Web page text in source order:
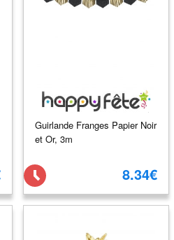
Guirlande Franges Papier Noir
et Or, 3m
8.34€